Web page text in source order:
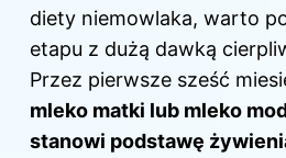
diety niemowlaka, warto
etapu z dużą dawką
Przez pierwsze sześć
mleko matki lub mleko
stanowi podstawę